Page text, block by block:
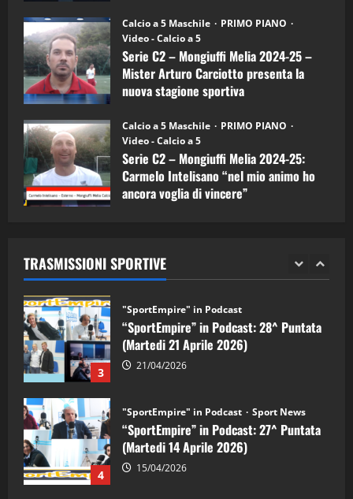
Calcio a 5 Maschile
PRIMO PIANO
Video - Calcio a 5
Serie C2 – Mongiuffi Melia 2024-25 –
Mister Arturo Carciotto presenta la
nuova stagione sportiva
Calcio a 5 Maschile
PRIMO PIANO
Video - Calcio a 5
Serie C2 – Mongiuffi Melia 2024-25:
Carmelo Intelisano “nel mio animo ho
ancora voglia di vincere”
TRASMISSIONI SPORTIVE
5
“SportEmpire” in Podcast: 26^ Puntata
(Martedi 07 Aprile 2026)
08/04/2026
1
“SportEmpire” in Podcast: 30^ Puntata
(Martedi 05 Maggio 2026)
08/05/2026
2 28/04/2026
3
"SportEmpire" in Podcast
“SportEmpire” in Podcast: 28^ Puntata
(Martedi 21 Aprile 2026)
21/04/2026
4
"SportEmpire" in Podcast Sport News
“SportEmpire” in Podcast: 27^ Puntata
(Martedi 14 Aprile 2026)
15/04/2026